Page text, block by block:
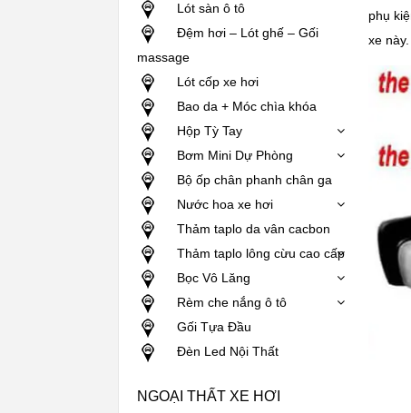
phụ
xe
Lót sàn ô tô
Đệm hơi – Lót ghế – Gối
massage
Lót cốp xe hơi
Bao da + Móc chìa khóa
Hộp Tỳ Tay
Bơm Mini Dự Phòng
Bộ ốp chân phanh chân ga
Nước hoa xe hơi
Thảm taplo da vân cacbon
Thảm taplo lông cừu cao cấp
Bọc Vô Lăng
Rèm che nắng ô tô
Gối Tựa Đầu
Đèn Led Nội Thất
NGOẠI THẤT XE HƠI